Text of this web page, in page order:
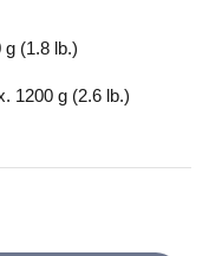
(1.8 lb.)
1200 g (2.6 lb.)